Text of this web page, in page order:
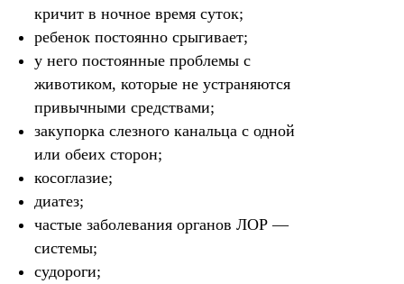
кричит в ночное время суток;
ребенок постоянно срыгивает;
у него постоянные проблемы с
животиком, которые не устраняются
привычными средствами;
закупорка слезного канальца с одной
или обеих сторон;
косоглазие;
диатез;
частые заболевания органов ЛОР —
системы;
судороги;